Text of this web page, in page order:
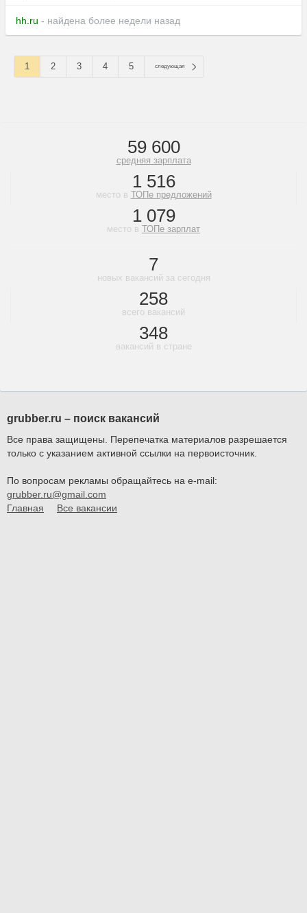
hh.ru - найдена более недели назад
1 2 3 4 5 следующая
59 600
средняя зарплата
1 516
место в ТОПе предложений
1 079
место в ТОПе зарплат
7
новых вакансий за сегодня
258
всего вакансий
348
вакансий в стране
grubber.ru – поиск вакансий
Все права защищены. Перепечатка материалов разрешается
только с указанием активной ссылки на первоисточник.
По вопросам рекламы обращайтесь на e-mail:
grubber.ru@gmail.com
Главная
Все вакансии